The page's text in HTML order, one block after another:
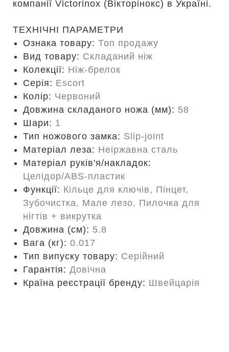
компанії Victorinox (Вікторінокс) в Україні.
ТЕХНІЧНІ ПАРАМЕТРИ
Ознака товару: Топ продажу
Вид товару: Складаний ніж
Колекції: Ніж-брелок
Серія: Escort
Колір: Червоний
Довжина складаного ножа (мм): 58
Шари: 1
Тип ножового замка: Slip-joint
Матеріал леза: Неіржавна сталь
Матеріал руків'я/накладок:
Целідор/ABS-пластик
Функції: Кільце для ключів, Пінцет,
Зубочистка, Мале лезо, Пилочка для
нігтів + викрутка
Довжина (cм): 5.8
Вага (кг): 0.017
Тип випуску товару: Серійний
Гарантія: Довічна
Країна реєстрації бренду: Швейцарія